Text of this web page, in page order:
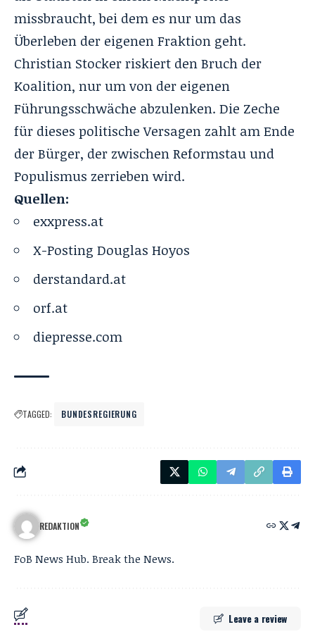
missbraucht, bei dem es nur um das
Überleben der eigenen Fraktion geht.
Christian Stocker riskiert den Bruch der
Koalition, nur um von der eigenen
Führungsschwäche abzulenken. Die Zeche
für dieses politische Versagen zahlt am Ende
der Bürger, der zwischen Reformstau und
Populismus zerrieben wird.
Quellen:
exxpress.at
X-Posting Douglas Hoyos
derstandard.at
orf.at
diepresse.com
TAGGED: BUNDESREGIERUNG
REDAKTION
FoB News Hub. Break the News.
Leave a review